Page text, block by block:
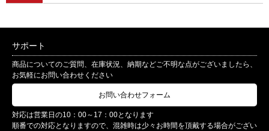
サポート
商品についてのご質問、在庫状況、納期などご不明な点がございましたら、
お気軽にお問い合わせください
お問い合わせフォーム
対応は営業日の10：00～17：00となります
順番での対応となりますので、混雑時は少々お時間を頂戴する場合がござい